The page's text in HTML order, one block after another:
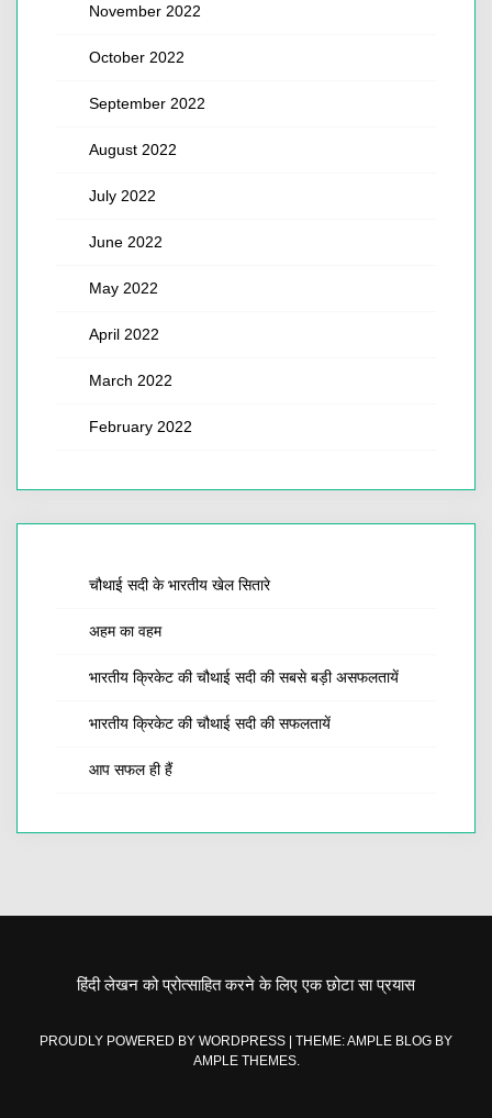
November 2022
October 2022
September 2022
August 2022
July 2022
June 2022
May 2022
April 2022
March 2022
February 2022
चौथाई सदी के भारतीय खेल सितारे
अहम का वहम
भारतीय क्रिकेट की चौथाई सदी की सबसे बड़ी असफलतायें
भारतीय क्रिकेट की चौथाई सदी की सफलतायें
आप सफल ही हैं
हिंदी लेखन को प्रोत्साहित करने के लिए एक छोटा सा प्रयास
PROUDLY POWERED BY WORDPRESS
THEME: AMPLE BLOG BY
AMPLE THEMES.